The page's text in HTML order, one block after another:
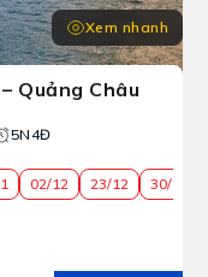
Bản,
Xem nhanh
Quảng Châu
5N4Đ
02/12 23/12 30/12